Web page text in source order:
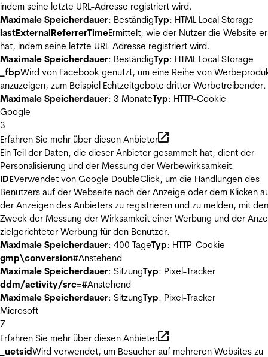
indem seine letzte URL-Adresse registriert wird.
Maximale Speicherdauer: BeständigTyp: HTML Local Storage
lastExternalReferrerTimeErmittelt, wie der Nutzer die Website
hat, indem seine letzte URL-Adresse registriert wird.
Maximale Speicherdauer: BeständigTyp: HTML Local Storage
_fbpWird von Facebook genutzt, um eine Reihe von
anzuzeigen, zum Beispiel Echtzeitgebote dritter Werbetreibender.
Maximale Speicherdauer: 3 MonateTyp: HTTP-Cookie
Google
3
Erfahren Sie mehr über diesen Anbieter
Ein Teil der Daten, die dieser Anbieter gesammelt hat, dient der
Personalisierung und der Messung der Werbewirksamkeit.
IDEVerwendet von Google DoubleClick, um die Handlungen des
Benutzers auf der Webseite nach der Anzeige oder dem Klicken
der Anzeigen des Anbieters zu registrieren und zu melden, mit
Zweck der Messung der Wirksamkeit einer Werbung und der
zielgerichteter Werbung für den Benutzer.
Maximale Speicherdauer: 400 TageTyp: HTTP-Cookie
gmp\conversion#Anstehend
Maximale Speicherdauer: SitzungTyp: Pixel-Tracker
ddm/activity/src=#Anstehend
Maximale Speicherdauer: SitzungTyp: Pixel-Tracker
Microsoft
7
Erfahren Sie mehr über diesen Anbieter
_uetsidWird verwendet, um Besucher auf mehreren Websites zu